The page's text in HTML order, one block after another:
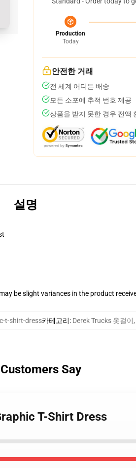
Production
Today
안전한 거래
전 세계 어디든 배송
모든 소포에 추적 번호 제공
상품을 받지 못한 경우 전액
설명
be slight variances in the product
t-shirt-dress카테고리: Derek Trucks 옷걸이,
Say
T-Shirt Dress